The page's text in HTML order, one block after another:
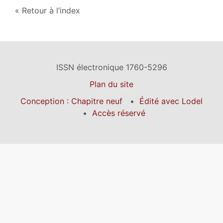
Retour à l’index
ISSN électronique 1760-5296
Plan du site
Conception : Chapitre neuf
Édité avec Lodel
Accès réservé